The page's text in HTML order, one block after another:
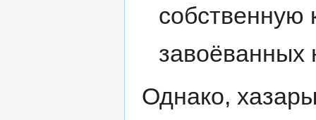
собственную
завоёванных
Однако,